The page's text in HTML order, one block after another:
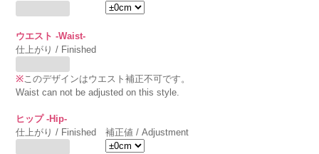
ウエスト -Waist-
仕上がり / Finished
※このデザインはウエスト補正不可です。
Waist can not be adjusted on this style.
ヒップ -Hip-
仕上がり / Finished
補正値 / Adjustment